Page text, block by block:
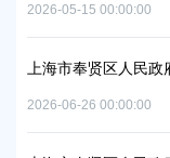
2026-05-15 00:00:00
上海市奉贤区人民
2026-06-26 00:00:00